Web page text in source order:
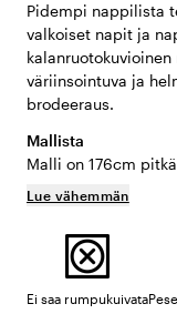
Pidempi nappilista
valkoiset napit ja
väriinsointuva ja
brodeeraus.
Mallista
Malli on 176cm
Lue vähemmän
Ei saa rumpukuivata